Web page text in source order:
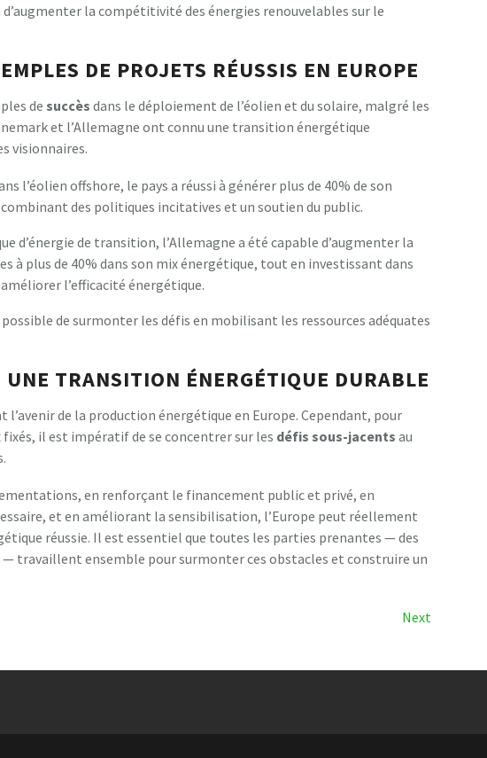
la compétitivité des énergies renouvelables sur le
DE PROJETS RÉUSSIS EN EUROPE
de succès dans le déploiement de l’éolien et du solaire, malgré les
et l’Allemagne ont connu une transition énergétique
visionnaires.
l’éolien offshore, le pays a réussi à générer plus de 40% de son
des politiques incitatives et un soutien du public.
d’énergie de transition, l’Allemagne a été capable d’augmenter la
à plus de 40% dans son mix énergétique, tout en investissant dans
l’efficacité énergétique.
de surmonter les défis en mobilisant les ressources adéquates
UNE TRANSITION ÉNERGÉTIQUE DURABLE
l’avenir de la production énergétique en Europe. Cependant, pour
il est impératif de se concentrer sur les défis sous-jacents au
en renforçant le financement public et privé, en
et en améliorant la sensibilisation, l’Europe peut réellement
réussie. Il est essentiel que toutes les parties prenantes — des
— travaillent ensemble pour surmonter ces obstacles et construire un
Next
Next